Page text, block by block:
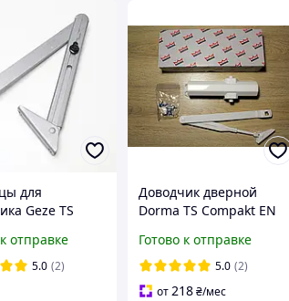
для
Geze TS
отправке
5.0 (2)
Доводчик дверной
Dorma TS Compakt EN
складным рычагом,
белый
Готово к отправке
5.0 (2)
от218₴/мес